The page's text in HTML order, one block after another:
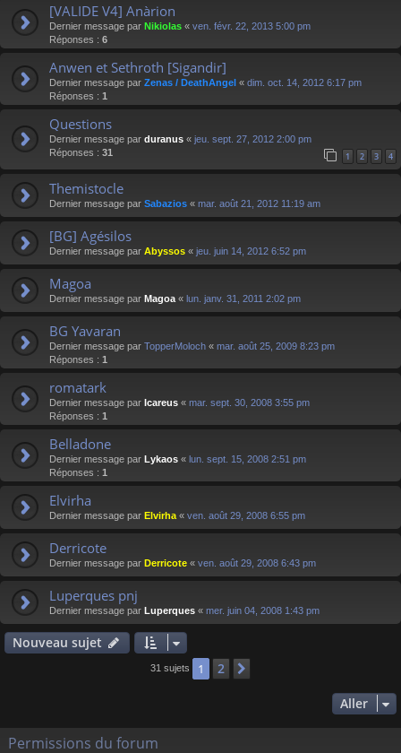
[VALIDE V4] Anàrion
Dernier message par Nikiolas « ven. févr. 22, 2013 5:00 pm
Réponses : 6
Anwen et Sethroth [Sigandir]
Dernier message par Zenas / DeathAngel « dim. oct. 14, 2012 6:17 pm
Réponses : 1
Questions
Dernier message par duranus « jeu. sept. 27, 2012 2:00 pm
Réponses : 31 1 2 3 4
Themistocle
Dernier message par Sabazios « mar. août 21, 2012 11:19 am
[BG] Agésilos
Dernier message par Abyssos « jeu. juin 14, 2012 6:52 pm
Magoa
Dernier message par Magoa « lun. janv. 31, 2011 2:02 pm
BG Yavaran
Dernier message par TopperMoloch « mar. août 25, 2009 8:23 pm
Réponses : 1
romatark
Dernier message par Icareus « mar. sept. 30, 2008 3:55 pm
Réponses : 1
Belladone
Dernier message par Lykaos « lun. sept. 15, 2008 2:51 pm
Réponses : 1
Elvirha
Dernier message par Elvirha « ven. août 29, 2008 6:55 pm
Derricote
Dernier message par Derricote « ven. août 29, 2008 6:43 pm
Luperques pnj
Dernier message par Luperques « mer. juin 04, 2008 1:43 pm
Nouveau sujet
31 sujets 1 2
Aller
Permissions du forum